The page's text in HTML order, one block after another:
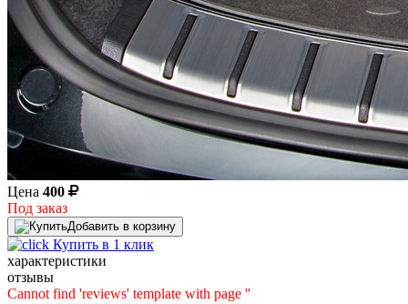
Цена 400
Под заказ
Добавить в корзину
Купить в 1 клик
характеристики
отзывы
Cannot find 'reviews' template with page ''